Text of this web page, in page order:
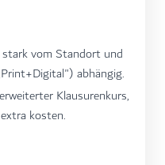
vom Standort und
abhängig.
Klausurenkurs,
kosten.